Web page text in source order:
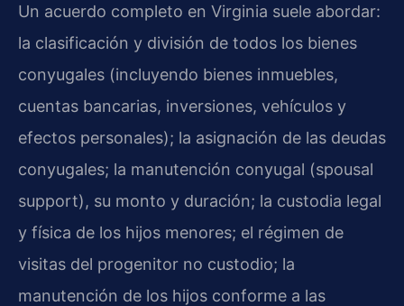
Un acuerdo completo en Virginia suele abordar:
la clasificación y división de todos los bienes
conyugales (incluyendo bienes inmuebles,
cuentas bancarias, inversiones, vehículos y
efectos personales); la asignación de las deudas
conyugales; la manutención conyugal (spousal
support), su monto y duración; la custodia legal
y física de los hijos menores; el régimen de
visitas del progenitor no custodio; la
manutención de los hijos conforme a las